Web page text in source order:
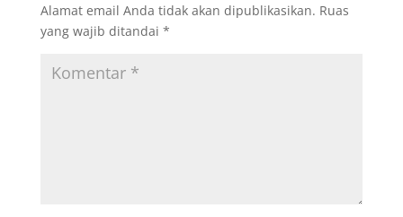
Alamat email Anda tidak akan dipublikasikan. Ruas
yang wajib ditandai *